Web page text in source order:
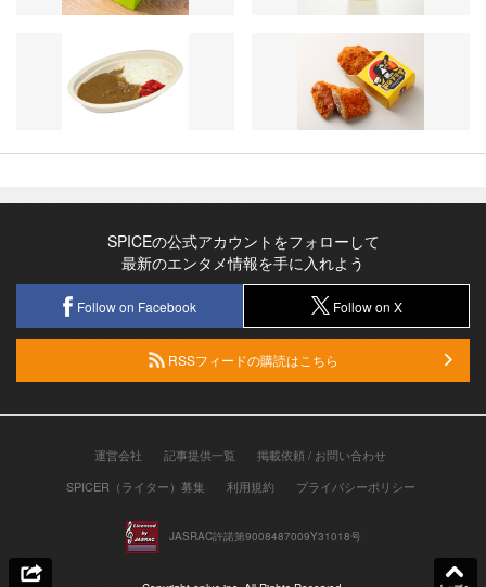
SPICEの公式アカウントをフォローして
最新のエンタメ情報を手に入れよう
Follow on Facebook Follow on X
RSSフィードの購読はこちら
運営会社 記事提供一覧
掲載依頼 / お問い合わせ
SPICER（ライター）募集
利用規約 プライバシーポリシー
JASRAC許諾第9008487009Y31018号